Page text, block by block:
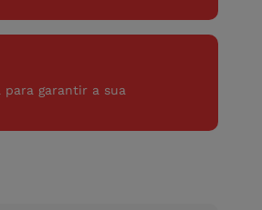
garantir a sua